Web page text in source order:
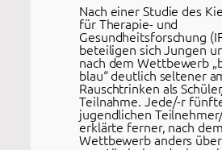
Nach einer Studie des
für Therapie- und
Gesundheitsforschung
beteiligen sich Jungen
nach dem Wettbewerb
blau“ deutlich seltener
Rauschtrinken als
Teilnahme. Jede/-r
jugendlichen
erklärte ferner, nach dem
Wettbewerb anders